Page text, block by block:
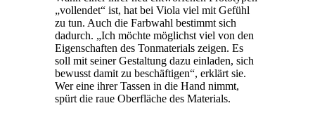
„vollendet“ ist, hat bei Viola viel mit Gefühl
zu tun. Auch die Farbwahl bestimmt sich
dadurch. „Ich möchte möglichst viel von den
Eigenschaften des Tonmaterials zeigen. Es
soll mit seiner Gestaltung dazu einladen, sich
bewusst damit zu beschäftigen“, erklärt sie.
Wer eine ihrer Tassen in die Hand nimmt,
spürt die raue Oberfläche des Materials.